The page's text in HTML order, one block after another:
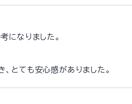
になりました。
とても安心感がありました。